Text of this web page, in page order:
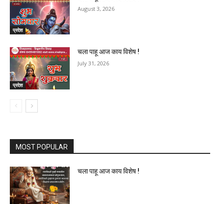
प्रदेश
August 3, 2026
प्रदेश
चला पाहू आज काय विशेष !
July 31, 2026
MOST POPULAR
चला पाहू आज काय विशेष !